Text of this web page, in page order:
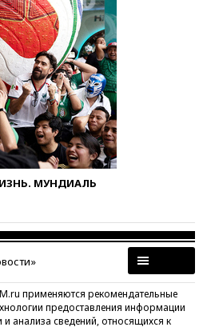
МУНДИАЛЬ
применяются рекомендательные
предоставления информации
анализа сведений, относящихся к